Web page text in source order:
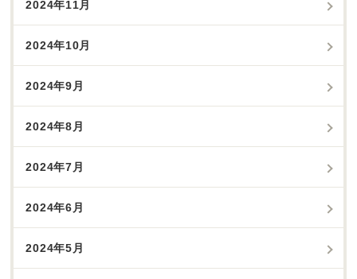
2024年11月
2024年10月
2024年9月
2024年8月
2024年7月
2024年6月
2024年5月